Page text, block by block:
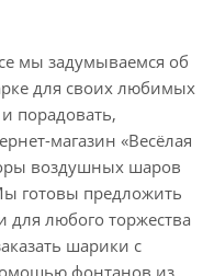
мы задумываемся об
для своих любимых
порадовать,
магазин «Весёлая
воздушных шаров
готовы предложить
любого торжества
шарики с
фонтанов из